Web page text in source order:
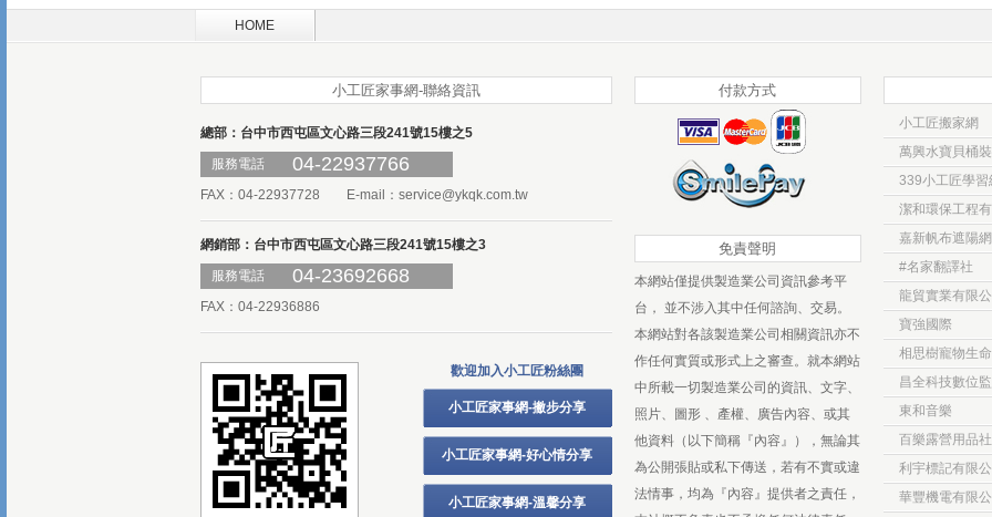
HOME
小工匠家事網-聯絡資訊
總部：台中市西屯區文心路三段241號15樓之5
服務電話
04-22937766
FAX：04-22937728 E-mail： service@ykqk.com.tw
網銷部：台中市西屯區文心路三段241號15樓之3
服務電話
04-23692668
FAX：04-22936886
歡迎加入小工匠粉絲團
小工匠家事網-撇步分享
小工匠家事網-好心情分享
小工匠家事網-溫馨分享
付款方式
免責聲明
本網站僅提供製造業公司資訊參考平
台， 並不涉入其中任何諮詢、交易。
本網站對各該製造業公司相關資訊亦不
作任何實質或形式上之審查。就本網站
中所載一切製造業公司的資訊、文字、
照片、圖形 、產權、廣告內容、或其
他資料（以下簡稱『內容』），無論其
為公開張貼或私下傳送，若有不實或違
法情事，均為『內容』提供者之責任，
小工匠搬家網
萬興水寶貝桶
339小工匠學習
潔和環保工程
嘉新帆布遮陽網
#名家翻譯社
龍貿實業有限
寶強國際
相思樹寵物生
昌全科技數位
東和音樂
百樂露營用品社
利宇標記有限
華豐機電有限